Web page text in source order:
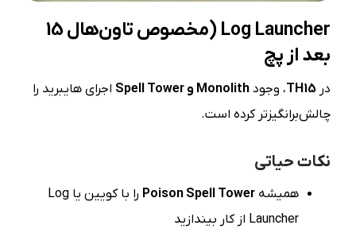
Log Launcher (
مخصوص تاون‌هال 15
بعد از پچ
درTH15، وجودMonolith و Spell Tower
اجرای هایبرید را
چالش‌برانگیزتر کرده است.
نکات حیاتی
همیشهPoison Spell Tower
را با کویین یا Log
Launcher از کار بیندازید